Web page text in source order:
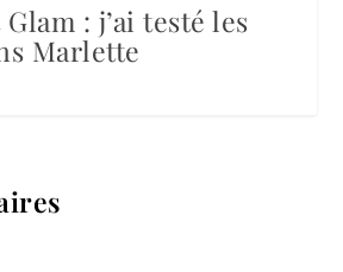
: j’ai testé les
Marlette